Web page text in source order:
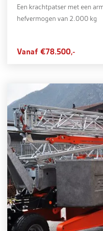
Een krachtpatser met een
hefvermogen van 2.000 kg
Vanaf €78.500,-